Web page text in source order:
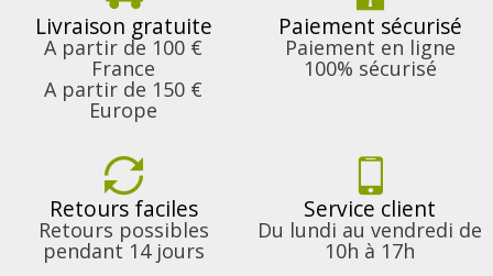
Livraison gratuite
A partir de 100 €
France
A partir de 150 €
Europe
Paiement sécurisé
Paiement en ligne
100% sécurisé
Retours faciles
Retours possibles
pendant 14 jours
Service client
Du lundi au vendredi de
10h à 17h